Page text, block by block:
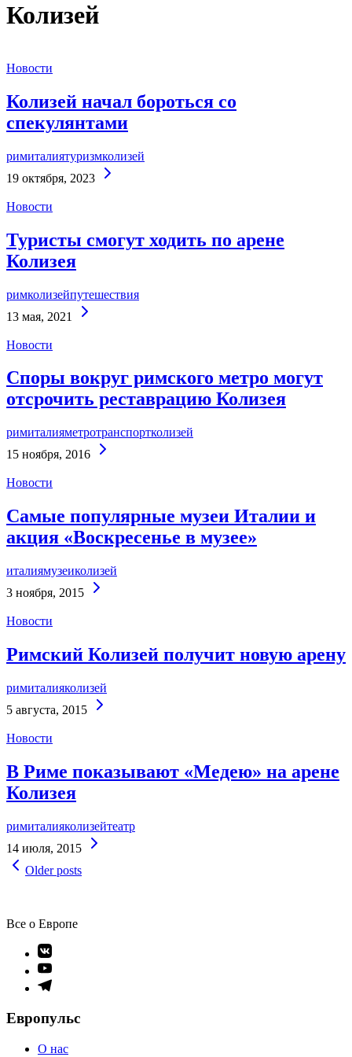
Колизей
Новости
Колизей начал бороться со
спекулянтами
римиталиятуризмколизей
19 октября, 2023
Новости
Туристы смогут ходить по арене
Колизея
римколизейпутешествия
13 мая, 2021
Новости
Споры вокруг римского метро могут
отсрочить реставрацию Колизея
римиталияметротранспортколизей
15 ноября, 2016
Новости
Самые популярные музеи Италии и
акция «Воскресенье в музее»
италиямузеиколизей
3 ноября, 2015
Новости
Римский Колизей получит новую арену
римиталияколизей
5 августа, 2015
Новости
В Риме показывают «Медею» на арене
Колизея
римиталияколизейтеатр
14 июля, 2015
Навигация
Older posts
Все о Европе
Элемент
меню
Элемент
меню
Элемент
Европульс
О нас